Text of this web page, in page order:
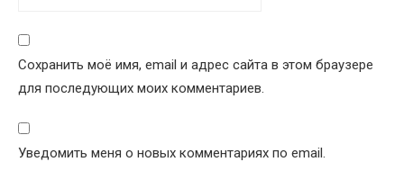
Сохранить моё имя, email и адрес сайта в этом браузере
для последующих моих комментариев.
Уведомить меня о новых комментариях по email.